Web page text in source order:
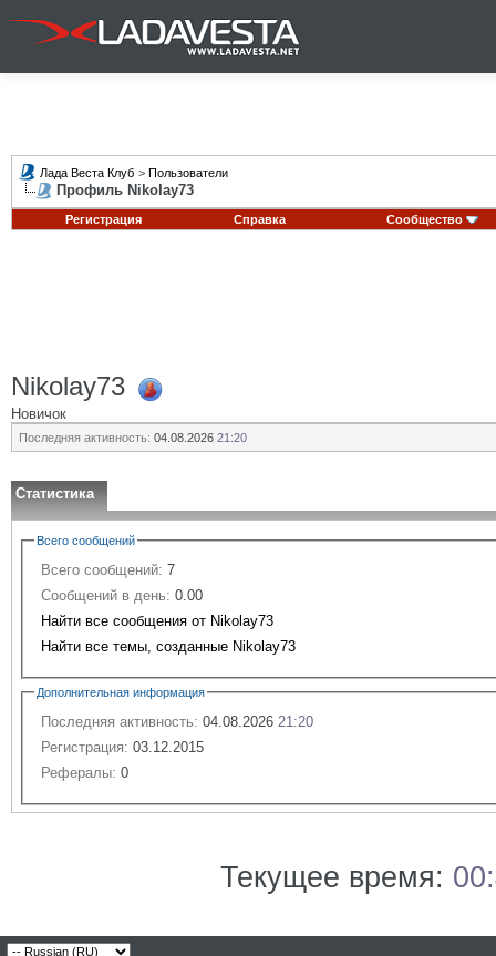
Лада Веста Клуб > Пользователи
Профиль Nikolay73
Регистрация Справка Сообщество
Nikolay73
Новичок
Последняя активность: 04.08.2026 21:20
Статистика
Всего сообщений
Всего сообщений: 7
Сообщений в день: 0.00
Найти все сообщения от Nikolay73
Найти все темы, созданные Nikolay73
Дополнительная информация
Последняя активность: 04.08.2026 21:20
Регистрация: 03.12.2015
Рефералы: 0
Текущее время: